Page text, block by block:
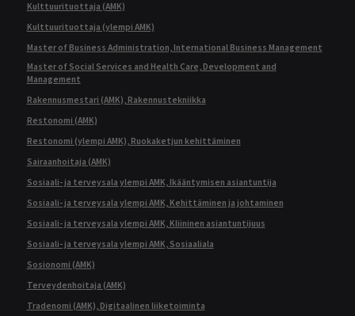
Kulttuurituottaja (AMK)
Kulttuurituottaja (ylempi AMK)
Master of Business Administration, International Business Management
Master of Social Services and Health Care, Development and
Management
Rakennusmestari (AMK), Rakennustekniikka
Restonomi (AMK)
Restonomi (ylempi AMK), Ruokaketjun kehittäminen
Sairaanhoitaja (AMK)
Sosiaali- ja terveysala ylempi AMK, Ikääntymisen asiantuntija
Sosiaali- ja terveysala ylempi AMK, Kehittäminen ja johtaminen
Sosiaali- ja terveysala ylempi AMK, Kliininen asiantuntijuus
Sosiaali- ja terveysala ylempi AMK, Sosiaaliala
Sosionomi (AMK)
Terveydenhoitaja (AMK)
Tradenomi (AMK), Digitaalinen liiketoiminta